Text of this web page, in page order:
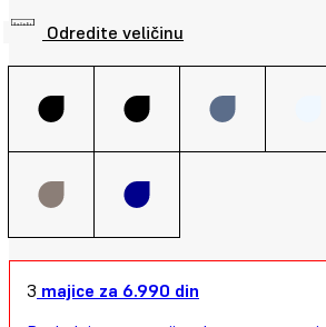
Odredite veličinu
3 majice za 6.990 din